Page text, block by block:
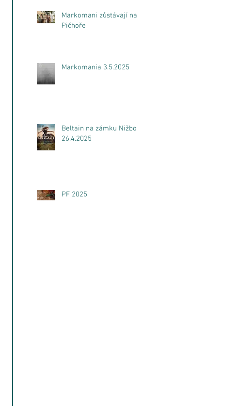
Markomani zůstávají na
Pičhoře
Markomania 3.5.2025
Beltain na zámku Nižbor
26.4.2025
PF 2025